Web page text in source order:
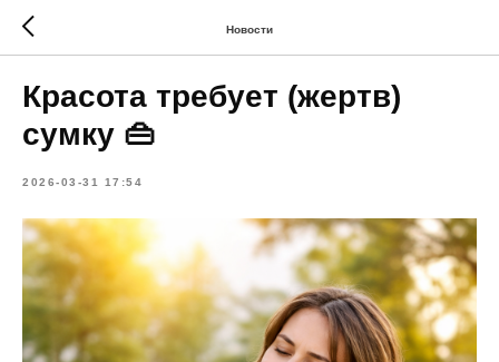
Новости
Красота требует (жертв)
сумку 👜
2026-03-31 17:54